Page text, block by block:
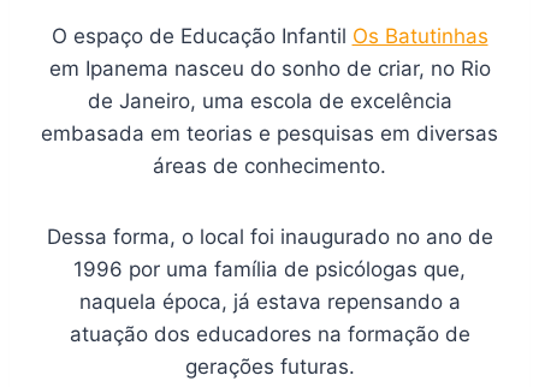
O espaço de Educação Infantil Os Batutinhas
em Ipanema nasceu do sonho de criar, no Rio
de Janeiro, uma escola de excelência
embasada em teorias e pesquisas em diversas
áreas de conhecimento.
Dessa forma, o local foi inaugurado no ano de
1996 por uma família de psicólogas que,
naquela época, já estava repensando a
atuação dos educadores na formação de
gerações futuras.